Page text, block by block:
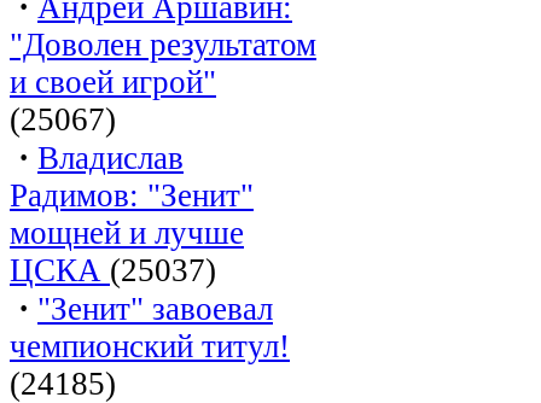
"Доволен результатом
и своей игрой"
(25067)
· Владислав
Радимов: "Зенит"
мощней и лучше
ЦСКА (25037)
· "Зенит" завоевал
чемпионский титул!
(24185)